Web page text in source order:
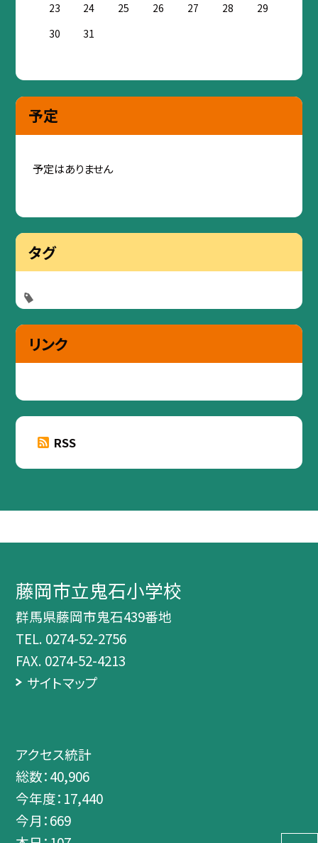
23
24 25 26 27 28
29
30
31
予定
予定はありません
タグ
リンク
RSS
藤岡市立鬼石小学校
群馬県藤岡市鬼石439番地
TEL. 0274-52-2756
FAX. 0274-52-4213
サイトマップ
アクセス統計
総数：40,906
今年度： 17,440
今月：669